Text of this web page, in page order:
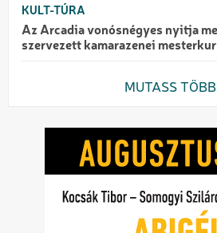
KULT-TÚRA
Az Arcadia vonósnégyes nyitja
szervezett kamarazenei
MUTASS